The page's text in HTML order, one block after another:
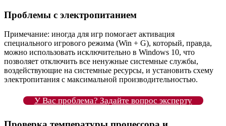
Проблемы с электропитанием
Примечание: иногда для игр помогает активация
специального игрового режима (Win + G), который, правда,
можно использовать исключительно в Windows 10, что
позволяет отключить все ненужные системные службы,
воздействующие на системные ресурсы, и установить схему
электропитания с максимальной производительностью.
У Вас проблема? Задайте вопрос эксперту